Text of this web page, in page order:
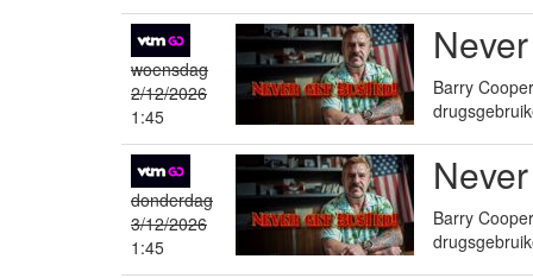
woensdag
2/12/2026
1:45
Barry
donderdag
3/12/2026
1:45
Barry